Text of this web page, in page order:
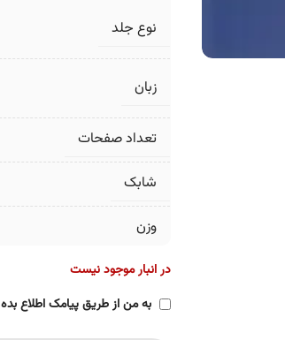
نوع جلد
زبان
تعداد صفحات
شابک
وزن
در انبار موجود نیست
به من از طریق پیامک اطلاع بده